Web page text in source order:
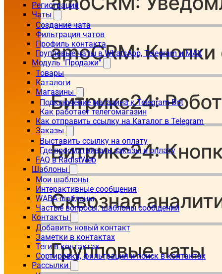
Регистрация
Чаты
Создание чата
Фильтрация чатов
Профиль контакта
Групповые чаты в WhatsApp, Telegram и MAX
Модуль "Продажи"
Товары
Каталоги
Магазины
Подключение магазина к Telegram Bot
Как работает телегомагазин
Как отправить ссылку на Каталог в Telegram
Заказы
Выставить ссылку на оплату
Где просматривать заказы и оплату
FAQ в RadistWeb
Шаблоны
Мои шаблоны
Интерактивные сообщения
WABA-шаблоны
Частые вопросы: шаблоны сообщений
Контакты
Добавить новый контакт
Заметки в контактах
Теги в контактах
Сортировка, фильтрация и поиск в контактах
Рассылки